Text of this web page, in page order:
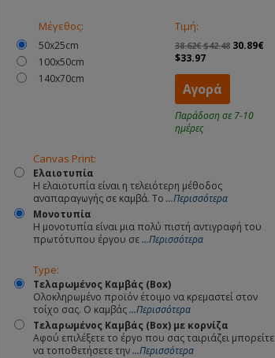
Μέγεθος:
50x25cm
100x50cm
140x70cm
Τιμή:
38.62€ $42.48 30.89€
$33.97
Αγορά
Παράδοση σε 7-10
ημέρες
Canvas Print:
Ελαιοτυπία
Η ελαιοτυπία είναι η τελειότερη μέθοδος
αναπαραγωγής σε καμβά. Το ...Περισσότερα
Μονοτυπία
Η μονοτυπία είναι μια πολύ πιστή αντιγραφή του
πρωτότυπου έργου σε...Περισσότερα
Type:
Τελαρωμένος Καμβάς (Box)
Ολοκληρωμένο προϊόν έτοιμο να κρεμαστεί στον
τοίχο σας. Ο καμβάς...Περισσότερα
Τελαρωμένος Καμβάς (Box) με κορνίζα
Αφού επιλέξετε το έργο που σας ταιριάζει μπορείτε
να τοποθετήσετε την...Περισσότερα